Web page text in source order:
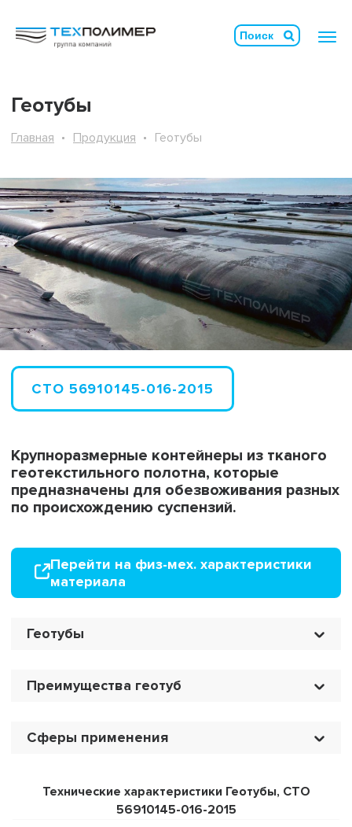
Геотубы
Главная Продукция Геотубы
СТО 56910145-016-2015
Крупноразмерные контейнеры из тканого
геотекстильного полотна, которые
предназначены для обезвоживания разных
по происхождению суспензий.
Перейти на физ-мех. характеристики
материала
Геотубы
Преимущества геотуб
Сферы применения
Технические характеристики Геотубы, СТО
56910145-016-2015